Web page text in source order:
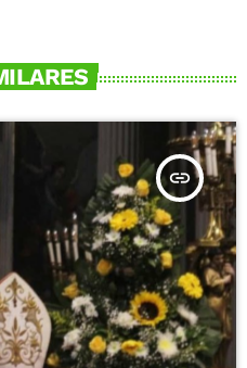
insert_link